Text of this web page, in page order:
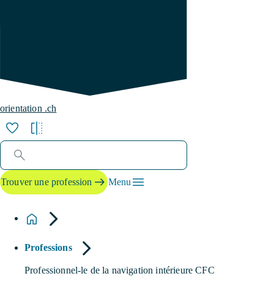
orientation .ch
Trouver une profession Menu
Professions
Professionnel-le de la navigation intérieure CFC